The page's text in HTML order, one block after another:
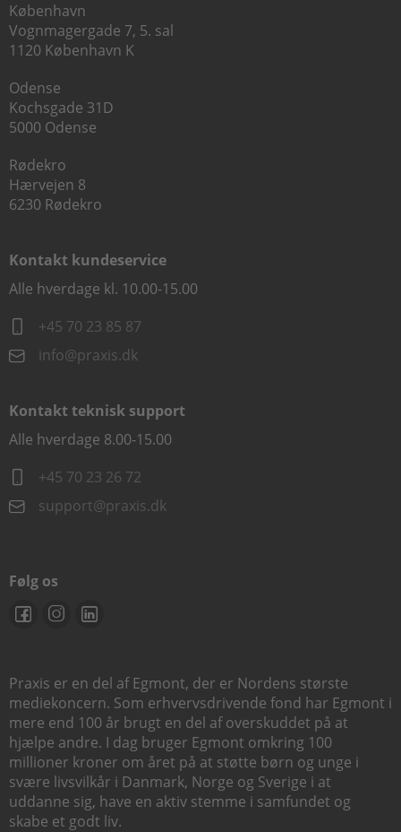
København
Vognmagergade 7, 5. sal
1120 København K
Odense
Kochsgade 31D
5000 Odense
Rødekro
Hærvejen 8
6230 Rødekro
Kontakt kundeservice
Alle hverdage kl. 10.00-15.00
+45 70 23 85 87
info@praxis.dk
Kontakt teknisk support
Alle hverdage 8.00-15.00
+45 70 23 26 72
support@praxis.dk
Følg os
Praxis er en del af Egmont, der er Nordens største
mediekoncern. Som erhvervsdrivende fond har Egmont i
mere end 100 år brugt en del af overskuddet på at
hjælpe andre. I dag bruger Egmont omkring 100
millioner kroner om året på at støtte børn og unge i
svære livsvilkår i Danmark, Norge og Sverige i at
uddanne sig, have en aktiv stemme i samfundet og
skabe et godt liv.